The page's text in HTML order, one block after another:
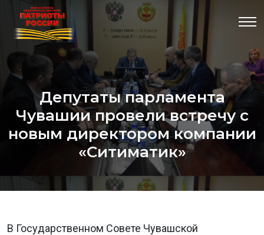
Депутаты парламента
Чувашии провели встречу с
новым директором компании
«Ситиматик»
В Государственном Совете Чувашской